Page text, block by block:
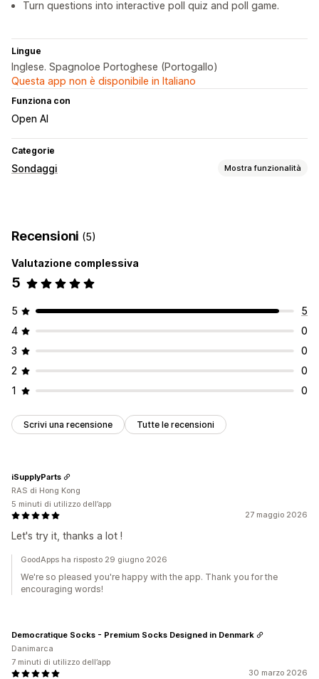
Turn questions into interactive poll quiz and poll game.
Lingue
Inglese. Spagnoloe Portoghese (Portogallo)
Questa app non è disponibile in Italiano
Funziona con
Open AI
Categorie
Sondaggi Mostra funzionalità
Editor drag-and-drop
Tipi di sondaggio
Soddisfazione dei clienti
Gestione degli invii
Analisi
Recensioni (5)
Valutazione complessiva
5
5
5
4
0
3
0
2
0
1
0
Scrivi una recensione Tutte le recensioni
27 maggio 2026
Let's try it, thanks a lot !
iSupplyParts
RAS di Hong Kong
5 minuti di utilizzo dell’app
GoodApps ha risposto 29 giugno 2026
We're so pleased you're happy with the app. Thank you for the
encouraging words!
30 marzo 2026
Democratique Socks - Premium Socks Designed in Denmark
Danimarca
7 minuti di utilizzo dell’app